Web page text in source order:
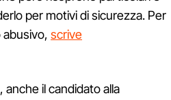
per motivi di sicurezza. Per
scrive
anche il candidato alla